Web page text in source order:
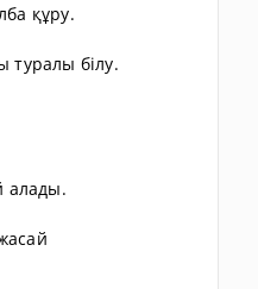
құру.
туралы білу.
алады.